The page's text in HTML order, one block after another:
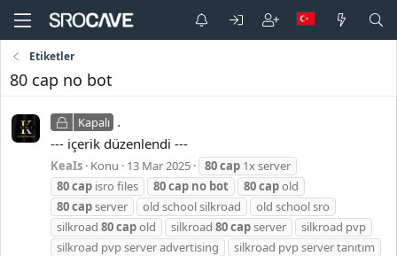
Etiketler
80 cap no bot
Kapalı .
--- içerik düzenlendi ---
KeaIs Konu 13 Mar 2025 80cap 1x server
80cap isro files 80cap no bot 80capold
80capserver old school silkroad
old school sro
silkroad 80capold silkroad 80capserver
silkroad pvp
silkroad pvp server advertising
silkroad pvp server tanıtım